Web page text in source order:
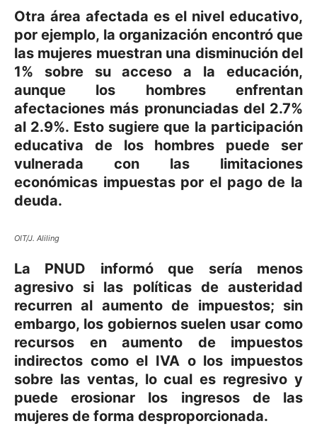
Otra área afectada es el nivel educativo,
por ejemplo, la organización encontró que
las mujeres muestran una disminución del
1% sobre su acceso a la educación,
aunque los hombres enfrentan
afectaciones más pronunciadas del 2.7%
al 2.9%. Esto sugiere que la participación
educativa de los hombres puede ser
vulnerada con las limitaciones
económicas impuestas por el pago de la
deuda.
OIT/J. Aliling
La PNUD informó que sería menos
agresivo si las políticas de austeridad
recurren al aumento de impuestos; sin
embargo, los gobiernos suelen usar como
recursos en aumento de impuestos
indirectos como el IVA o los impuestos
sobre las ventas, lo cual es regresivo y
puede erosionar los ingresos de las
mujeres de forma desproporcionada.